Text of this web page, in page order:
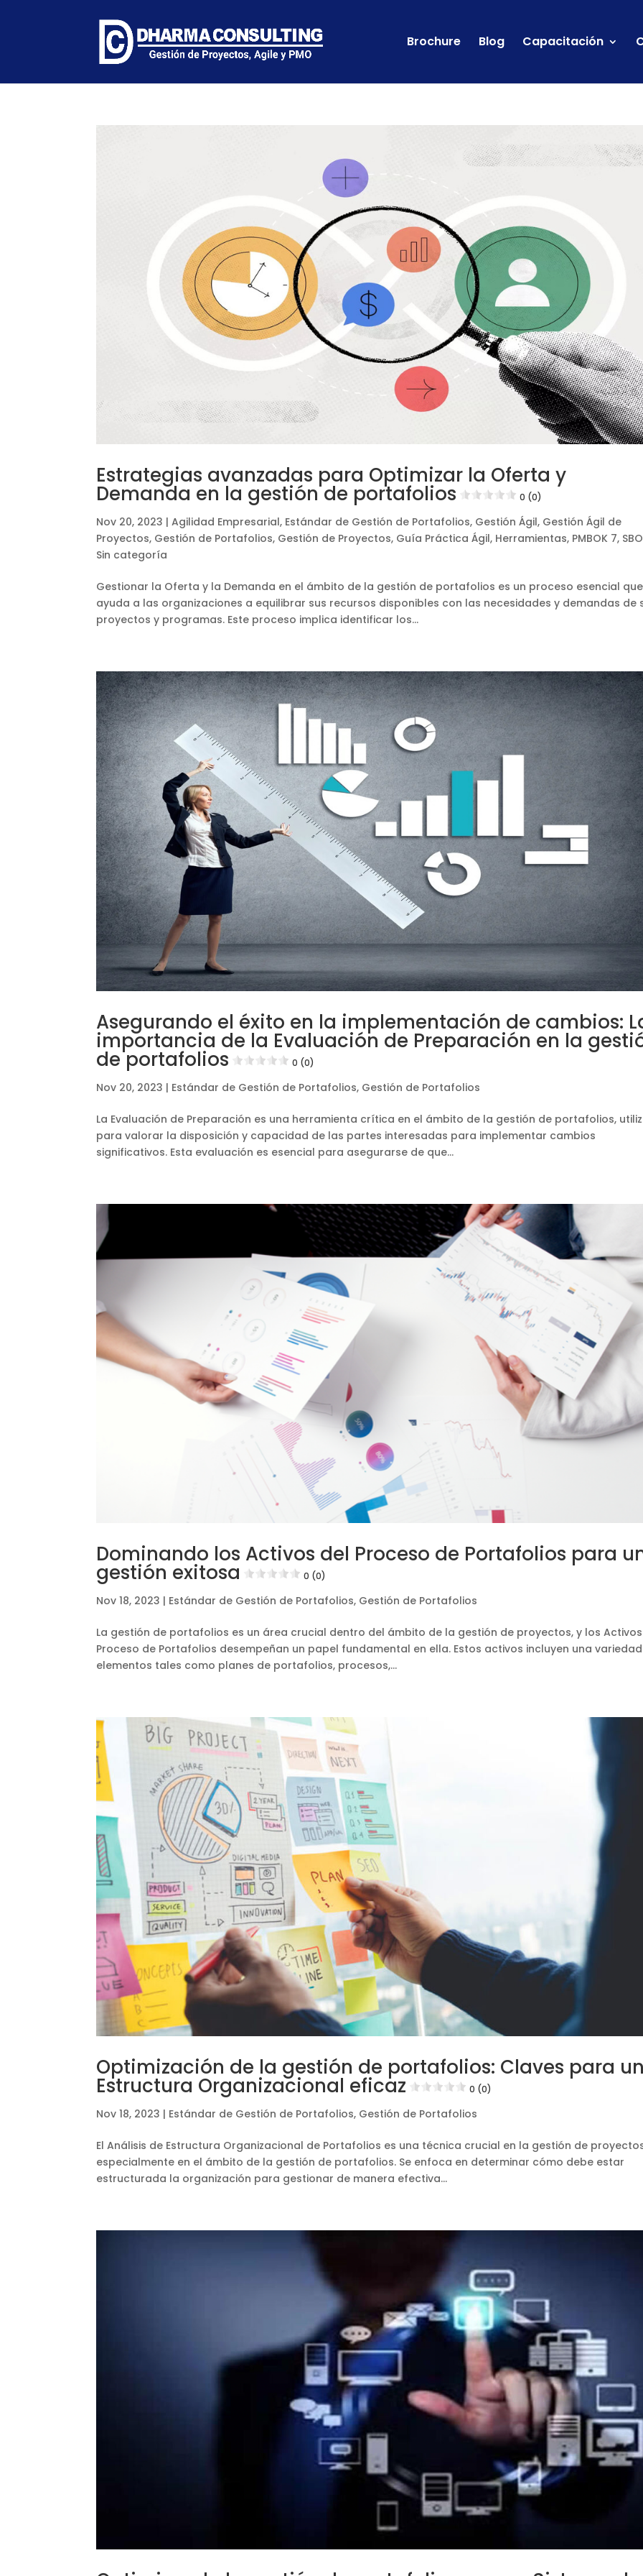
Brochure Blog Capacitación
Estrategias avanzadas para Optimizar la Oferta y
Demanda en la gestión de portafolios 0 (0)
Nov 20, 2023 |Agilidad Empresarial, Estándar de Gestión de Portafolios, Gestión Ágil, Gestión Ágil de
Proyectos, Gestión de Portafolios, Gestión de Proyectos, Guía Práctica Ágil, Herramientas, PMBOK 7,
Sin categoría
Gestionar la Oferta y la Demanda en el ámbito de la gestión de portafolios es un proceso esencial que
ayuda a las organizaciones a equilibrar sus recursos disponibles con las necesidades y demandas de
proyectos y programas. Este proceso implica identificar los...
Asegurando el éxito en la implementación de cambios:
importancia de la Evaluación de Preparación en la
de portafolios 0 (0)
Nov 20, 2023 | Estándar de Gestión de Portafolios, Gestión de Portafolios
La Evaluación de Preparación es una herramienta crítica en el ámbito de la gestión de portafolios,
para valorar la disposición y capacidad de las partes interesadas para implementar cambios
significativos. Esta evaluación es esencial para asegurarse de que...
Dominando los Activos del Proceso de Portafolios para
gestión exitosa 0 (0)
Nov 18, 2023 | Estándar de Gestión de Portafolios, Gestión de Portafolios
La gestión de portafolios es un área crucial dentro del ámbito de la gestión de proyectos, y los
Proceso de Portafolios desempeñan un papel fundamental en ella. Estos activos incluyen una
elementos tales como planes de portafolios, procesos,...
Optimización de la gestión de portafolios: Claves para
Estructura Organizacional eficaz 0 (0)
Nov 18, 2023 | Estándar de Gestión de Portafolios, Gestión de Portafolios
El Análisis de Estructura Organizacional de Portafolios es una técnica crucial en la gestión de
especialmente en el ámbito de la gestión de portafolios. Se enfoca en determinar cómo debe estar
estructurada la organización para gestionar de manera efectiva...